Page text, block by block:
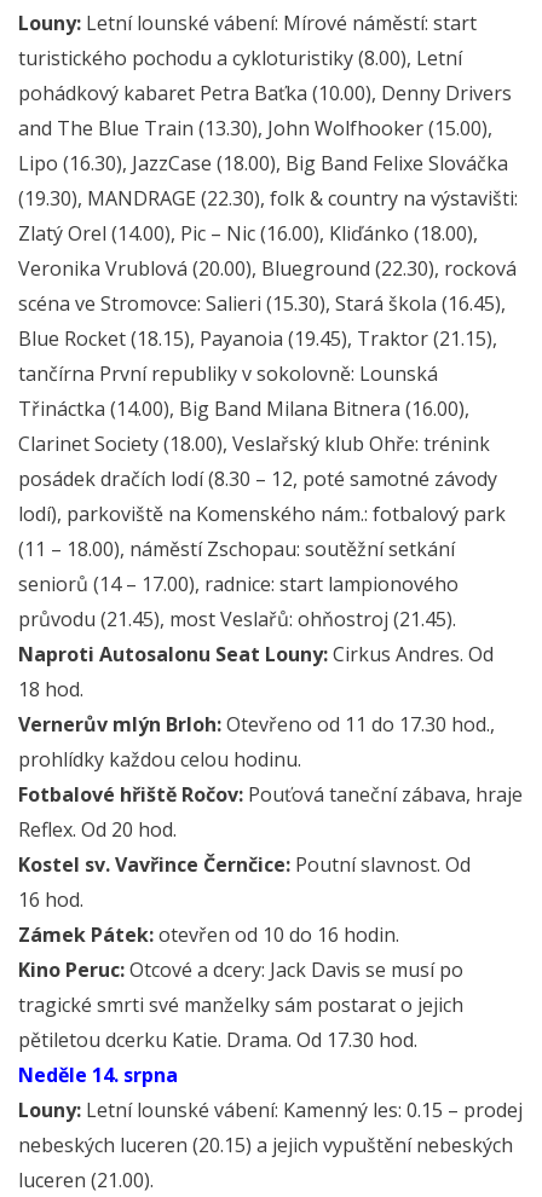
Louny: Letní lounské vábení: Mírové náměstí: start
turistického pochodu a cykloturistiky (8.00), Letní
pohádkový kabaret Petra Baťka (10.00), Denny Drivers
and The Blue Train (13.30), John Wolfhooker (15.00),
Lipo (16.30), JazzCase (18.00), Big Band Felixe Slováčka
(19.30), MANDRAGE (22.30), folk & country na výstavišti:
Zlatý Orel (14.00), Pic – Nic (16.00), Kliďánko (18.00),
Veronika Vrublová (20.00), Blueground (22.30), rocková
scéna ve Stromovce: Salieri (15.30), Stará škola (16.45),
Blue Rocket (18.15), Payanoia (19.45), Traktor (21.15),
tančírna První republiky v sokolovně: Lounská
Třináctka (14.00), Big Band Milana Bitnera (16.00),
Clarinet Society (18.00), Veslařský klub Ohře: trénink
posádek dračích lodí (8.30 – 12, poté samotné závody
lodí), parkoviště na Komenského nám.: fotbalový park
(11 – 18.00), náměstí Zschopau: soutěžní setkání
seniorů (14 – 17.00), radnice: start lampionového
průvodu (21.45), most Veslařů: ohňostroj (21.45).
Naproti Autosalonu Seat Louny:Cirkus Andres. Od
18 hod.
Vernerův mlýn Brloh:Otevřeno od 11 do 17.30 hod.,
prohlídky každou celou hodinu.
Fotbalové hřiště Ročov: Pouťová taneční zábava, hraje
Reflex. Od 20 hod.
Kostel sv. Vavřince Černčice: Poutní slavnost. Od
16 hod.
Zámek Pátek:otevřen od 10 do 16 hodin.
Kino Peruc:Otcové a dcery: Jack Davis se musí po
tragické smrti své manželky sám postarat o jejich
pětiletou dcerku Katie. Drama. Od 17.30 hod.
Neděle 14. srpna
Louny: Letní lounské vábení: Kamenný les: 0.15 – prodej
nebeských luceren (20.15) a jejich vypuštění nebeských
luceren (21.00).